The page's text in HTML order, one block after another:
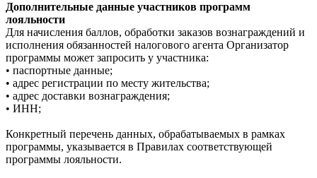
Дополнительные данные участников программ
лояльности
Для начисления баллов, обработки заказов вознаграждений и
исполнения обязанностей налогового агента Организатор
программы может запросить у участника:
• паспортные данные;
• адрес регистрации по месту жительства;
• адрес доставки вознаграждения;
• ИНН;
Конкретный перечень данных, обрабатываемых в рамках
программы, указывается в Правилах соответствующей
программы лояльности.